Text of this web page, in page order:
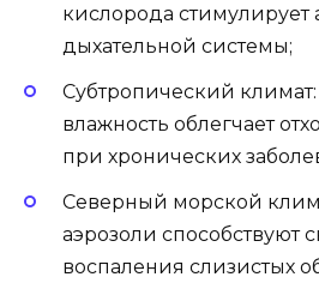
кислорода стимулирует
дыхательной системы;
Субтропический
влажность облегчает
при хронических
Северный морской
аэрозоли способствуют
воспаления слизистых